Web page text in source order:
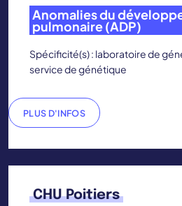
Anomalies du
pulmonaire (ADP)
Spécificité(s) : laboratoire de
service de génétique
PLUS D'INFOS
CHU Poitiers